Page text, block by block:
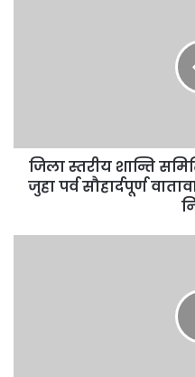
जिला स्तरीय शान्ति
जुहा पर्व सौहार्दपूर्ण